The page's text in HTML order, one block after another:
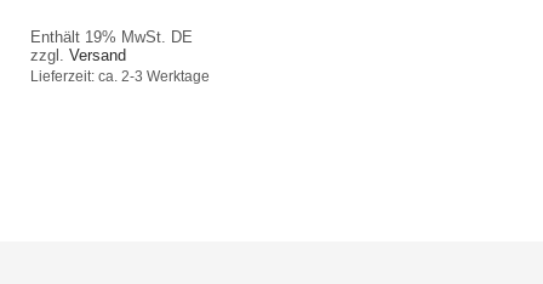
Enthält 19% MwSt. DE
zzgl. Versand
Lieferzeit: ca. 2-3 Werktage